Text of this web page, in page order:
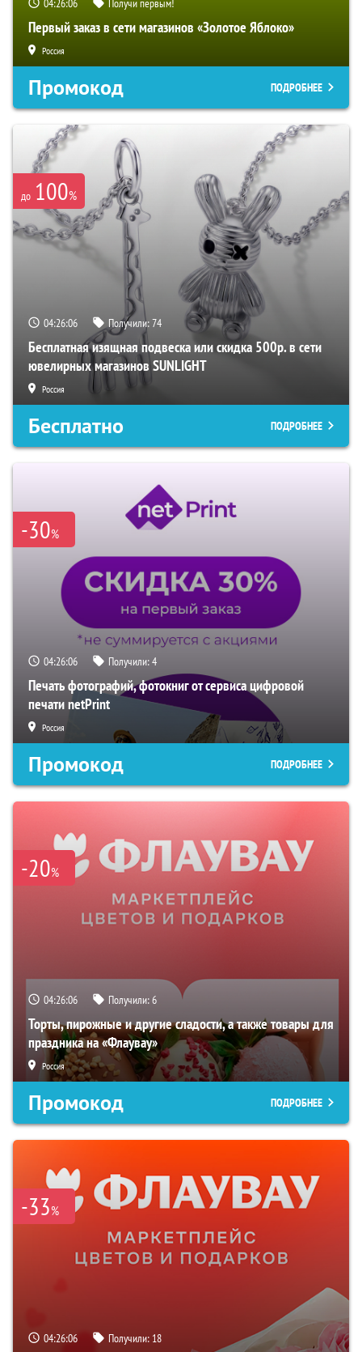
04:26:05 Получи первым!
Первый заказ в сети магазинов «Золотое Яблоко»
Россия
Промокод ПОДРОБНЕЕ
до 100%
04:26:05 Получили:74
Бесплатная изящная подвеска или скидка 500р. в сети
ювелирных магазинов SUNLIGHT
Россия
Бесплатно ПОДРОБНЕЕ
-30%
04:26:05 Получили:4
Печать фотографий, фотокниг от сервиса цифровой
печати netPrint
Россия
Промокод ПОДРОБНЕЕ
-20%
04:26:05 Получили:6
Торты, пирожные и другие сладости, а также товары для
праздника на «Флаувау»
Россия
Промокод ПОДРОБНЕЕ
-33%
04:26:05 Получили: 18